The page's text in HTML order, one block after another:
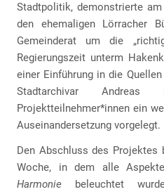
Stadtpolitik, demonstrierte
den ehemaligen Lörracher
Gemeinderat um die
Regierungszeit unterm
einer Einführung in die
Stadtarchivar
Projektteilnehmer*innen ein
Auseinandersetzung vorgelegt.
Den Abschluss des Projektes
Woche, in dem alle
Harmonie beleuchtet